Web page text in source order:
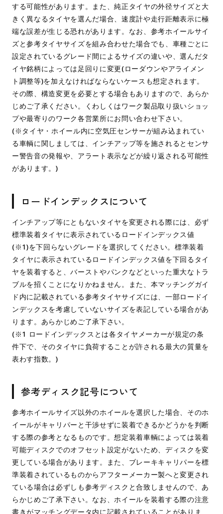
する可能性があります。また、純正タイヤの外径サイズと大
きく異なるタイヤを選んだ場合、速度計や走行距離表示に極
端な誤差が生じる恐れがあります。なお、参考ホイールサイ
ズと参考タイヤサイズを組み合わせた場合でも、車種ごとに
設定されているグレード間によるサイズの違いや、選んだタ
イヤ銘柄によっては足回りに変更(ローダウンやアライメン
ト調整等)を加えなければならないケースも想定されます。
その際、構造変更を必要とする場合もありますので、あらか
じめご了承ください。くわしくはワーク製品取り扱いショッ
プや最寄りのワーク各営業所にお問い合わせ下さい。
(※タイヤ・ホイール内に空気圧センサーが組み込まれてい
る車輌に関しましては、インチアップ等を施されるとセンサ
ー警告音の発報や、アラート表示などが繰り返される可能性
があります。)
ロードインデックスについて
インチアップ等にともないタイヤを変更される際には、必ず
標準装着タイヤに表示されているロードインデックス値
(※1)を下回らないグレードを選択してください。標準装着
タイヤに表示されているロードインデックス値を下回るタイ
ヤを装着すると、バーストやパンクなどといった重大なトラ
ブルを招くことになりかねません。また、本マッチングガイ
ド内に記載されている参考タイヤサイズには、一部ロードイ
ンデックスを考慮していないサイズを表記している場合があ
ります。あらかじめご了承下さい。
(※1 ロードインデックスとは各タイヤメーカーが規定の条
件下で、そのタイヤに負荷することが許される最大の質量を
表わす指数。)
参考ディスク記号について
参考ホイールサイズ以外のホイールを選択した場合、そのホ
イールがキャリパーと干渉せずに装着できるかどうかを判断
する際の参考となるものです。想定装着車輌によっては装着
可能ディスクでのオフセット設定がないため、ディスクを変
更している場合があります。また、ブレーキキャリパーを標
準装着されているものからアフターメーカー製へと変更され
ている場合は必ずしも参考ディスクと合致しませんので、あ
らかじめご了承下さい。なお、ホイールを装着する際の注意
書きがマッチングデータ内に記載されていることがありま